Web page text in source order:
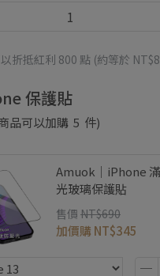
折抵紅利 800 點 (約等於
保護貼
品可以加購 5 件)
Amuok｜iPhone
光玻璃保護貼
售價 NT$690
加價購 NT$345